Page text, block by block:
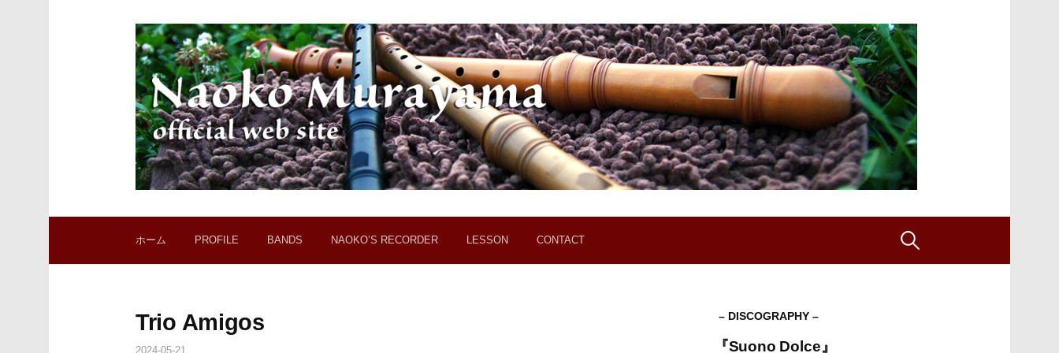
ホーム PROFILE BANDS NAOKO’S RECORDER LESSON CONTACT 検
Trio Amigos
2024-05-21
– DISCOGRAPHY –
『Suono Dolce』